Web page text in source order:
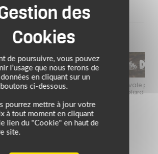
profitez de l’ambiance estivale pour faire
de poursuivre, vous pouvez
l’usage que nous ferons de
en cliquant sur un
ci-dessous.
pourrez mettre à jour votre
à tout moment en cliquant
lien du "Cookie" en haut de
site.